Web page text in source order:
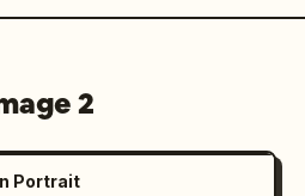
2
Portrait